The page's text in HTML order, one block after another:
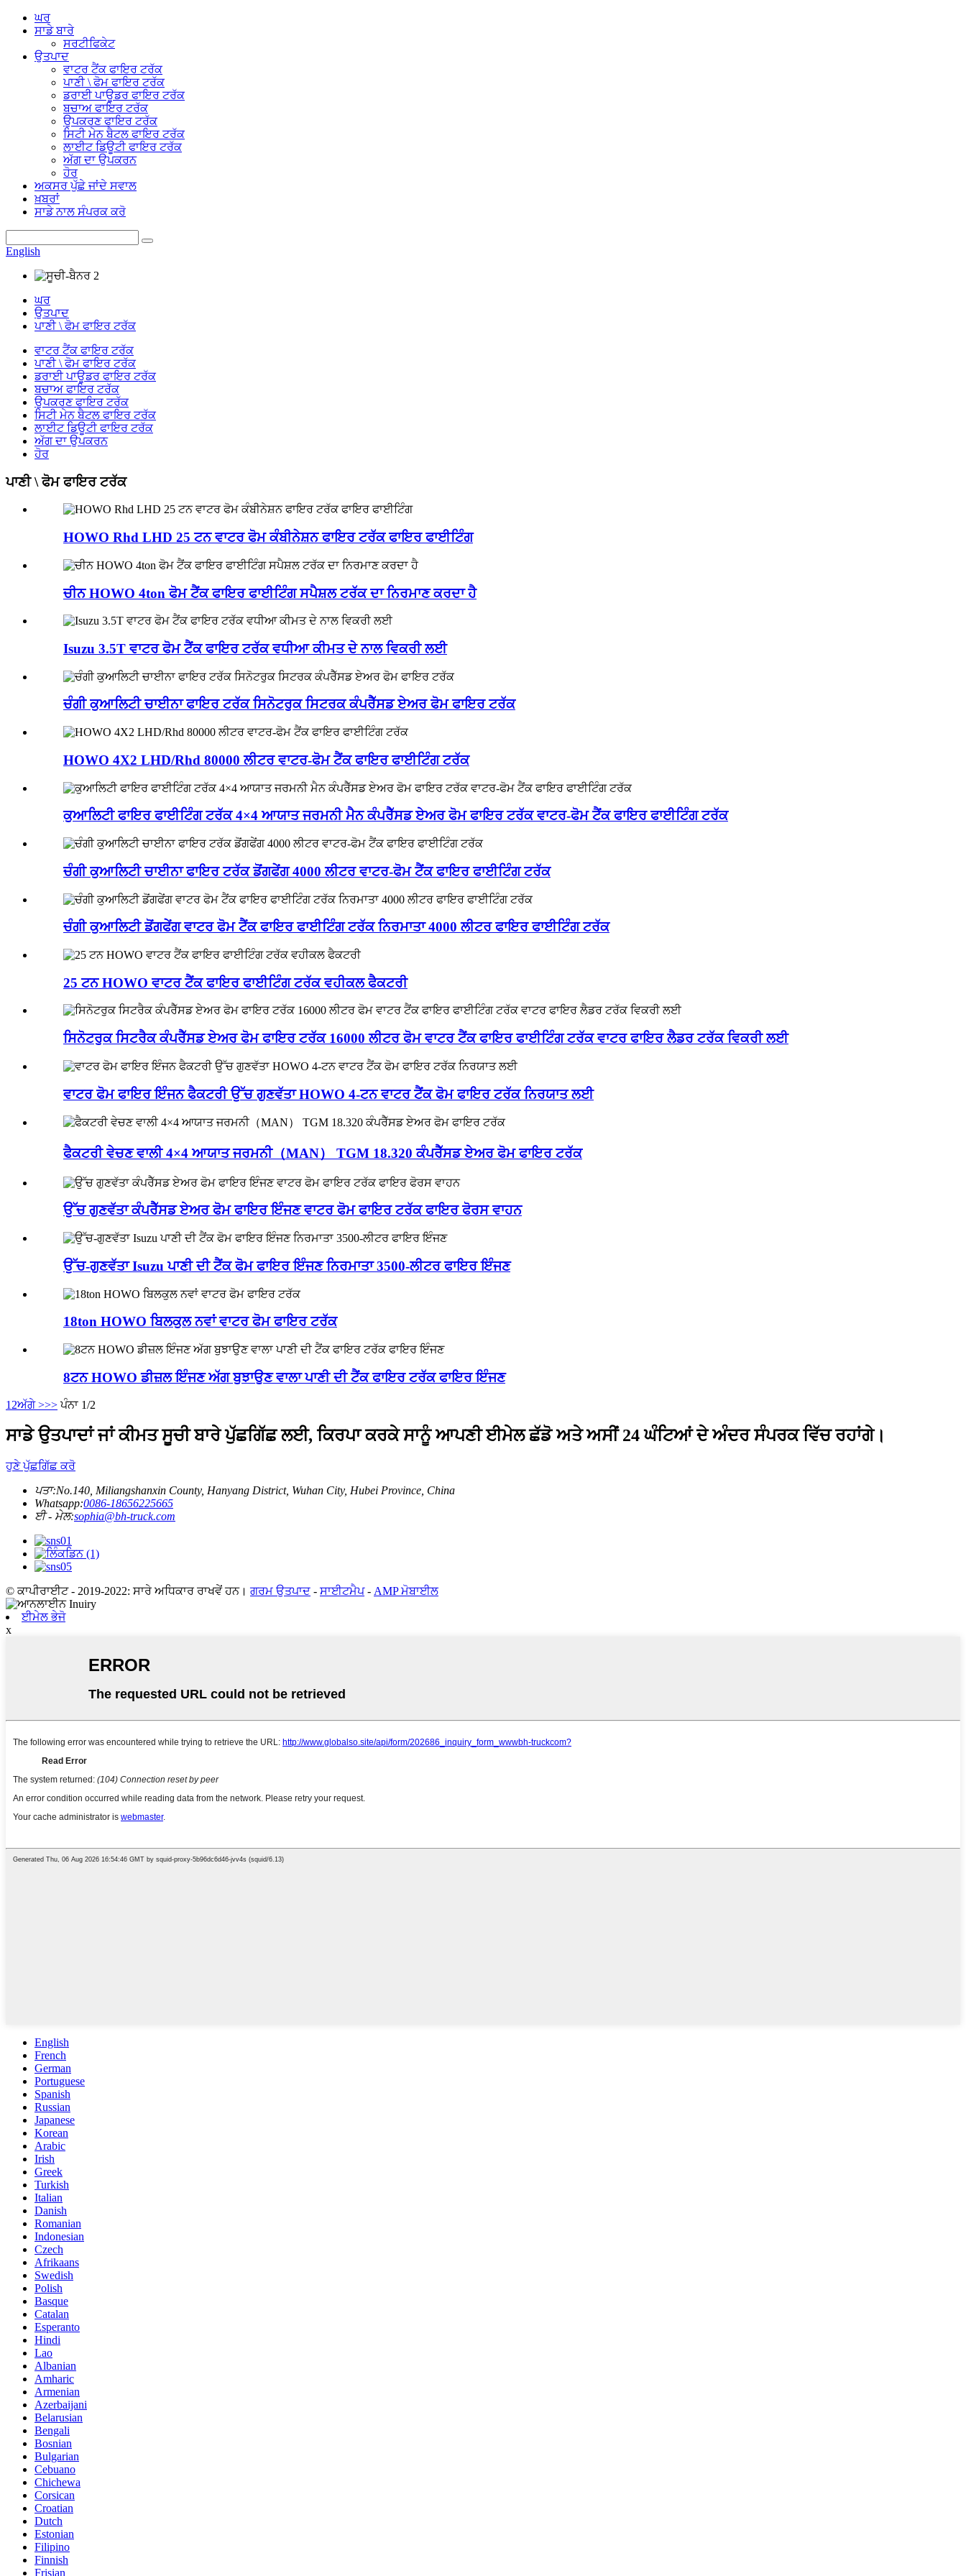
ਘਰ
ਸਾਡੇ ਬਾਰੇ
ਸਰਟੀਫਿਕੇਟ
ਉਤਪਾਦ
ਵਾਟਰ ਟੈਂਕ ਫਾਇਰ ਟਰੱਕ
ਪਾਣੀ \ ਫੋਮ ਫਾਇਰ ਟਰੱਕ
ਡਰਾਈ ਪਾਊਡਰ ਫਾਇਰ ਟਰੱਕ
ਬਚਾਅ ਫਾਇਰ ਟਰੱਕ
ਉਪਕਰਣ ਫਾਇਰ ਟਰੱਕ
ਸਿਟੀ ਮੇਨ ਬੈਟਲ ਫਾਇਰ ਟਰੱਕ
ਲਾਈਟ ਡਿਊਟੀ ਫਾਇਰ ਟਰੱਕ
ਅੱਗ ਦਾ ਉਪਕਰਨ
ਹੋਰ
ਅਕਸਰ ਪੁੱਛੇ ਜਾਂਦੇ ਸਵਾਲ
ਖ਼ਬਰਾਂ
ਸਾਡੇ ਨਾਲ ਸੰਪਰਕ ਕਰੋ
English
ਘਰ
ਉਤਪਾਦ
ਪਾਣੀ \ ਫੋਮ ਫਾਇਰ ਟਰੱਕ
ਵਾਟਰ ਟੈਂਕ ਫਾਇਰ ਟਰੱਕ
ਪਾਣੀ \ ਫੋਮ ਫਾਇਰ ਟਰੱਕ
ਡਰਾਈ ਪਾਊਡਰ ਫਾਇਰ ਟਰੱਕ
ਬਚਾਅ ਫਾਇਰ ਟਰੱਕ
ਉਪਕਰਣ ਫਾਇਰ ਟਰੱਕ
ਸਿਟੀ ਮੇਨ ਬੈਟਲ ਫਾਇਰ ਟਰੱਕ
ਲਾਈਟ ਡਿਊਟੀ ਫਾਇਰ ਟਰੱਕ
ਅੱਗ ਦਾ ਉਪਕਰਨ
ਹੋਰ
ਪਾਣੀ \ ਫੋਮ ਫਾਇਰ ਟਰੱਕ
HOWO Rhd LHD 25 ਟਨ ਵਾਟਰ ਫੋਮ ਕੰਬੀਨੇਸ਼ਨ ਫਾਇਰ ਟਰੱਕ ਫਾਇਰ ਫਾਈਟਿੰਗ
ਚੀਨ HOWO 4ton ਫੋਮ ਟੈਂਕ ਫਾਇਰ ਫਾਈਟਿੰਗ ਸਪੈਸ਼ਲ ਟਰੱਕ ਦਾ ਨਿਰਮਾਣ ਕਰਦਾ ਹੈ
Isuzu 3.5T ਵਾਟਰ ਫੋਮ ਟੈਂਕ ਫਾਇਰ ਟਰੱਕ ਵਧੀਆ ਕੀਮਤ ਦੇ ਨਾਲ ਵਿਕਰੀ ਲਈ
ਚੰਗੀ ਕੁਆਲਿਟੀ ਚਾਈਨਾ ਫਾਇਰ ਟਰੱਕ ਸਿਨੋਟਰੁਕ ਸਿਟਰਕ ਕੰਪਰੈੱਸਡ ਏਅਰ ਫੋਮ ਫਾਇਰ ਟਰੱਕ
HOWO 4X2 LHD/Rhd 80000 ਲੀਟਰ ਵਾਟਰ-ਫੋਮ ਟੈਂਕ ਫਾਇਰ ਫਾਈਟਿੰਗ ਟਰੱਕ
ਕੁਆਲਿਟੀ ਫਾਇਰ ਫਾਈਟਿੰਗ ਟਰੱਕ 4×4 ਆਯਾਤ ਜਰਮਨੀ ਮੈਨ ਕੰਪਰੈੱਸਡ ਏਅਰ ਫੋਮ ਫਾਇਰ ਟਰੱਕ ਵਾਟਰ-ਫੋਮ ਟੈਂਕ ਫਾਇਰ ਫਾਈਟਿੰਗ ਟਰੱਕ
ਚੰਗੀ ਕੁਆਲਿਟੀ ਚਾਈਨਾ ਫਾਇਰ ਟਰੱਕ ਡੋਂਗਫੇਂਗ 4000 ਲੀਟਰ ਵਾਟਰ-ਫੋਮ ਟੈਂਕ ਫਾਇਰ ਫਾਈਟਿੰਗ ਟਰੱਕ
ਚੰਗੀ ਕੁਆਲਿਟੀ ਡੋਂਗਫੇਂਗ ਵਾਟਰ ਫੋਮ ਟੈਂਕ ਫਾਇਰ ਫਾਈਟਿੰਗ ਟਰੱਕ ਨਿਰਮਾਤਾ 4000 ਲੀਟਰ ਫਾਇਰ ਫਾਈਟਿੰਗ ਟਰੱਕ
25 ਟਨ HOWO ਵਾਟਰ ਟੈਂਕ ਫਾਇਰ ਫਾਈਟਿੰਗ ਟਰੱਕ ਵਹੀਕਲ ਫੈਕਟਰੀ
ਸਿਨੋਟਰੁਕ ਸਿਟਰੈਕ ਕੰਪਰੈੱਸਡ ਏਅਰ ਫੋਮ ਫਾਇਰ ਟਰੱਕ 16000 ਲੀਟਰ ਫੋਮ ਵਾਟਰ ਟੈਂਕ ਫਾਇਰ ਫਾਈਟਿੰਗ ਟਰੱਕ ਵਾਟਰ ਫਾਇਰ ਲੈਡਰ ਟਰੱਕ ਵਿਕਰੀ ਲਈ
ਵਾਟਰ ਫੋਮ ਫਾਇਰ ਇੰਜਨ ਫੈਕਟਰੀ ਉੱਚ ਗੁਣਵੱਤਾ HOWO 4-ਟਨ ਵਾਟਰ ਟੈਂਕ ਫੋਮ ਫਾਇਰ ਟਰੱਕ ਨਿਰਯਾਤ ਲਈ
ਫੈਕਟਰੀ ਵੇਚਣ ਵਾਲੀ 4×4 ਆਯਾਤ ਜਰਮਨੀ（MAN） TGM 18.320 ਕੰਪਰੈੱਸਡ ਏਅਰ ਫੋਮ ਫਾਇਰ ਟਰੱਕ
ਉੱਚ ਗੁਣਵੱਤਾ ਕੰਪਰੈੱਸਡ ਏਅਰ ਫੋਮ ਫਾਇਰ ਇੰਜਣ ਵਾਟਰ ਫੋਮ ਫਾਇਰ ਟਰੱਕ ਫਾਇਰ ਫੋਰਸ ਵਾਹਨ
ਉੱਚ-ਗੁਣਵੱਤਾ Isuzu ਪਾਣੀ ਦੀ ਟੈਂਕ ਫੋਮ ਫਾਇਰ ਇੰਜਣ ਨਿਰਮਾਤਾ 3500-ਲੀਟਰ ਫਾਇਰ ਇੰਜਣ
18ton HOWO ਬਿਲਕੁਲ ਨਵਾਂ ਵਾਟਰ ਫੋਮ ਫਾਇਰ ਟਰੱਕ
8ਟਨ HOWO ਡੀਜ਼ਲ ਇੰਜਣ ਅੱਗ ਬੁਝਾਉਣ ਵਾਲਾ ਪਾਣੀ ਦੀ ਟੈਂਕ ਫਾਇਰ ਟਰੱਕ ਫਾਇਰ ਇੰਜਣ
12ਅੱਗੇ >>> ਪੰਨਾ 1/2
ਸਾਡੇ ਉਤਪਾਦਾਂ ਜਾਂ ਕੀਮਤ ਸੂਚੀ ਬਾਰੇ ਪੁੱਛਗਿੱਛ ਲਈ, ਕਿਰਪਾ ਕਰਕੇ ਸਾਨੂੰ ਆਪਣੀ ਈਮੇਲ ਛੱਡੋ ਅਤੇ ਅਸੀਂ 24 ਘੰਟਿਆਂ ਦੇ ਅੰਦਰ ਸੰਪਰਕ ਵਿੱਚ ਰਹਾਂਗੇ।
ਹੁਣੇ ਪੁੱਛਗਿੱਛ ਕਰੋ
ਪਤਾ:No.140, Miliangshanxin County, Hanyang District, Wuhan City, Hubei Province, China
Whatsapp:0086-18656225665
ਈ - ਮੇਲ:sophia@bh-truck.com
© ਕਾਪੀਰਾਈਟ - 2019-2022: ਸਾਰੇ ਅਧਿਕਾਰ ਰਾਖਵੇਂ ਹਨ। ਗਰਮ ਉਤਪਾਦ - ਸਾਈਟਮੈਪ- AMP ਮੋਬਾਈਲ
ਈਮੇਲ ਭੇਜੋ
x
English
French
German
Portuguese
Spanish
Russian
Japanese
Korean
Arabic
Irish
Greek
Turkish
Italian
Danish
Romanian
Indonesian
Czech
Afrikaans
Swedish
Polish
Basque
Catalan
Esperanto
Hindi
Lao
Albanian
Amharic
Armenian
Azerbaijani
Belarusian
Bengali
Bosnian
Bulgarian
Cebuano
Chichewa
Corsican
Croatian
Dutch
Estonian
Filipino
Finnish
Frisian